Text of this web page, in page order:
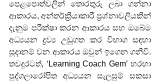
පෙළපොත්වලින් තොරතුරු ලබා ගන්නා
ආකාරය, අන්තර්ක්‍රියාකාරී ප්‍රශ්නාවලියකින්
දැනුම පරීක්ෂා කරන ආකාරය සහ ඔබේම
අධ්‍යයන ද්‍රව්‍ය උඩුගත කර විභාග සඳහා
සූදානම් වන ආකාරය ඔවුන් ඉගෙන ගනීවි.
තවදුරටත්, ‘Learning Coach Gem’ හරහා
පුද්ගලාරෝපිත අධ්‍යයන සැලසුම් සකසා